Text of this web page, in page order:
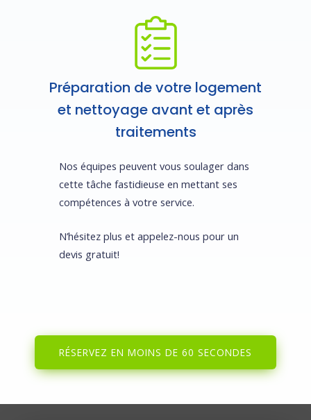
Préparation de votre logement
et nettoyage avant et après
traitements
Nos équipes peuvent vous soulager dans
cette tâche fastidieuse en mettant ses
compétences à votre service.
N’hésitez plus et appelez-nous pour un
devis gratuit!
RÉSERVEZ EN MOINS DE 60 SECONDES